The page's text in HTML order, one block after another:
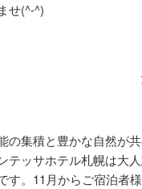
せ(^-^)
の集積と豊かな自然が
テッサホテル札幌は大
す。11月からご宿泊者